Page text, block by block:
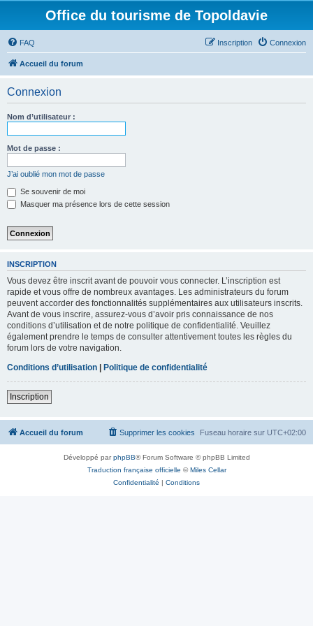
Office du tourisme de Topoldavie
FAQ Connexion
Inscription
Accueil du forum
Connexion
Nom d’utilisateur :
Mot de passe :
J’ai oublié mon mot de passe
Se souvenir de moi
Masquer ma présence lors de cette session
INSCRIPTION
Vous devez être inscrit avant de pouvoir vous connecter. L’inscription est
rapide et vous offre de nombreux avantages. Les administrateurs du forum
peuvent accorder des fonctionnalités supplémentaires aux utilisateurs inscrits.
Avant de vous inscrire, assurez-vous d’avoir pris connaissance de nos
conditions d’utilisation et de notre politique de confidentialité. Veuillez
également prendre le temps de consulter attentivement toutes les règles du
forum lors de votre navigation.
Conditions d’utilisation | Politique de confidentialité
Inscription
Accueil du forum Fuseau horaire sur UTC+02:00
Supprimer les cookies
Développé parphpBB® Forum Software © phpBB Limited
Traduction française officielle ©Miles Cellar
Confidentialité | Conditions